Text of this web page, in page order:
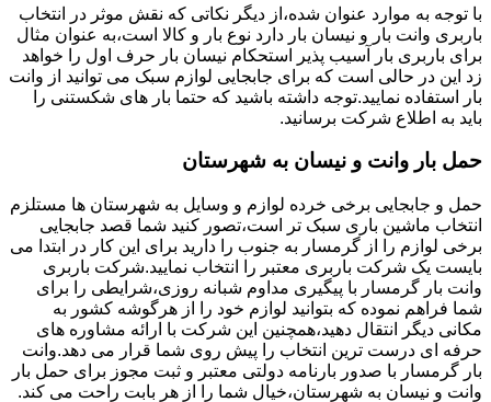
با توجه به موارد عنوان شده،از دیگر نکاتی که نقش موثر در انتخاب
باربری وانت بار و نیسان بار دارد نوع بار و کالا است،به عنوان مثال
برای باربری بار آسیب پذیر استحکام نیسان بار حرف اول را خواهد
زد این در حالی است که برای جابجایی لوازم سبک می توانید از وانت
بار استفاده نمایید.توجه داشته باشید که حتما بار های شکستنی را
باید به اطلاع شرکت برسانید.
حمل بار وانت و نیسان به شهرستان
حمل و جابجایی برخی خرده لوازم و وسایل به شهرستان ها مستلزم
انتخاب ماشین باری سبک تر است،تصور کنید شما قصد جابجایی
برخی لوازم را از گرمسار به جنوب را دارید برای این کار در ابتدا می
بایست یک شرکت باربری معتبر را انتخاب نمایید.شرکت باربری
وانت بار گرمسار با پیگیری مداوم شبانه روزی،شرایطی را برای
شما فراهم نموده که بتوانید لوازم خود را از هرگوشه کشور به
مکانی دیگر انتقال دهید،همچنین این شرکت با ارائه مشاوره های
حرفه ای درست ترین انتخاب را پیش روی شما قرار می دهد.وانت
بار گرمسار با صدور بارنامه دولتی معتبر و ثبت مجوز برای حمل بار
وانت و نیسان به شهرستان،خیال شما را از هر بابت راحت می کند.